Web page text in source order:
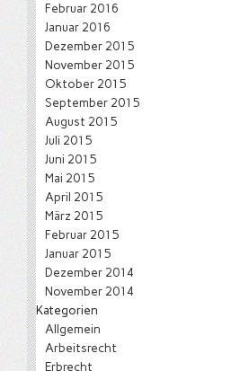
Februar 2016
Januar 2016
Dezember 2015
November 2015
Oktober 2015
September 2015
August 2015
Juli 2015
Juni 2015
Mai 2015
April 2015
März 2015
Februar 2015
Januar 2015
Dezember 2014
November 2014
Kategorien
Allgemein
Arbeitsrecht
Erbrecht